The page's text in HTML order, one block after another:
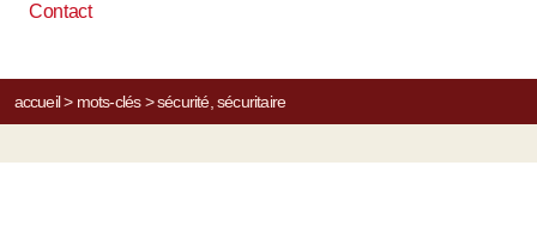
Contact
accueil> mots-clés> sécurité, sécuritaire